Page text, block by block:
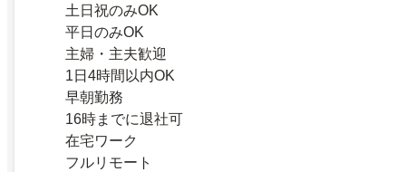
土日祝のみOK
平日のみOK
主婦・主夫歓迎
1日4時間以内OK
早朝勤務
16時までに退社可
在宅ワーク
フルリモート